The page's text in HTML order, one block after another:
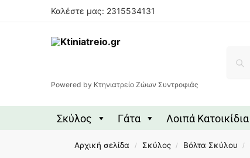
Καλέστε μας: 2315534131
Powered by Κτηνιατρείο Ζώων Συντροφιάς
Σκύλος Γάτα Λοιπά Κατοικίδια
Αρχική σελίδα / Σκύλος / Βόλτα Σκύλου /